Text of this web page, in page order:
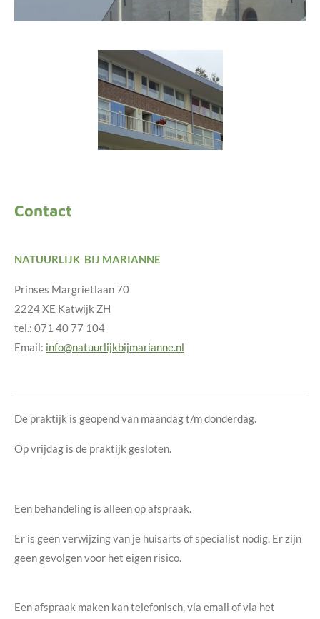
Contact
NATUURLIJK BIJ MARIANNE
Prinses Margrietlaan 70
2224 XE Katwijk ZH
tel.: 071 40 77 104
Email: info@natuurlijkbijmarianne.nl
De praktijk is geopend van maandag t/m donderdag.
Op vrijdag is de praktijk gesloten.
Een behandeling is alleen op afspraak.
Er is geen verwijzing van je huisarts of specialist nodig. Er zijn
geen gevolgen voor het eigen risico.
Een afspraak maken kan telefonisch, via email of via het